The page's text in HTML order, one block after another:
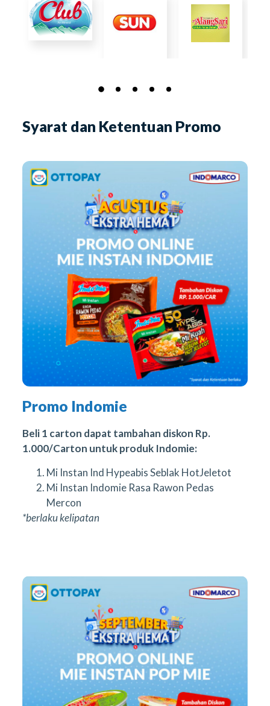
Syarat dan Ketentuan Promo
Promo Indomie
Beli 1 carton dapat tambahan diskon Rp.
1.000/Carton untuk produk Indomie:
Mi Instan Ind Hypeabis Seblak HotJeletot
Mi Instan Indomie Rasa Rawon Pedas
Mercon
*berlaku kelipatan